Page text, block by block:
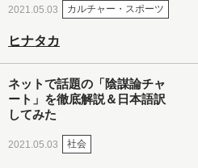
2021.05.03 カルチャー・スポーツ
ヒナタカ
ネットで話題の「陰謀論チャ
ート」を徹底解説＆日本語訳
してみた
2021.05.03 社会